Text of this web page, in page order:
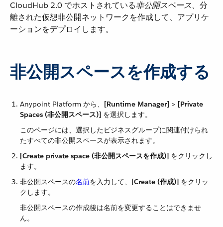
CloudHub 2.0 でホストされている​非公開スペース​、分
離された仮想非公開ネットワークを作成して、アプリケ
ーションをデプロイします。
非公開スペースを作成する
Anypoint Platform から、​ [Runtime Manager] ​ > ​ [Private
Spaces (非公開スペース)] ​ を選択します。
このページには、選択したビジネスグループに関連付けられ
たすべての非公開スペースが表示されます。
[Create private space (非公開スペースを作成)] ​ をクリックし
ます。
非公開スペースの​名前​を入力して、​ [Create (作成)] ​ をクリッ
クします。
非公開スペースの作成後は名前を変更することはできませ
ん。